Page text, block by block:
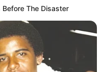
The Disaster